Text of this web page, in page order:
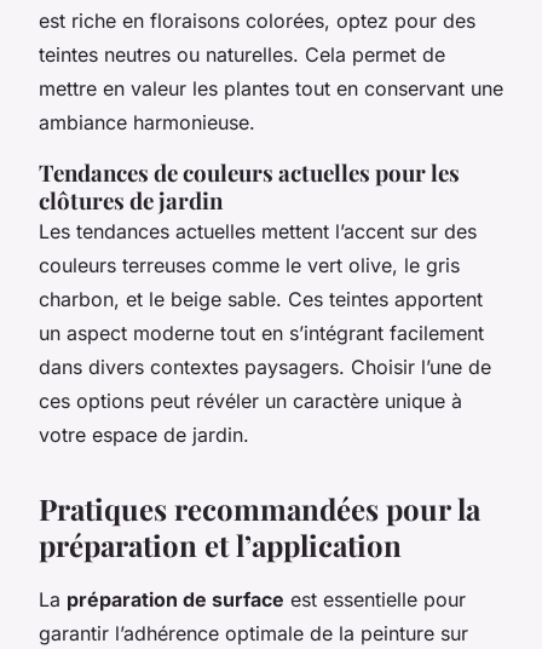
est riche en floraisons colorées, optez pour des
teintes neutres ou naturelles. Cela permet de
mettre en valeur les plantes tout en conservant une
ambiance harmonieuse.
Tendances de couleurs actuelles pour les
clôtures de jardin
Les tendances actuelles mettent l’accent sur des
couleurs terreuses comme le vert olive, le gris
charbon, et le beige sable. Ces teintes apportent
un aspect moderne tout en s’intégrant facilement
dans divers contextes paysagers. Choisir l’une de
ces options peut révéler un caractère unique à
votre espace de jardin.
Pratiques recommandées pour la
préparation et l’application
La préparation de surface est essentielle pour
garantir l’adhérence optimale de la peinture sur